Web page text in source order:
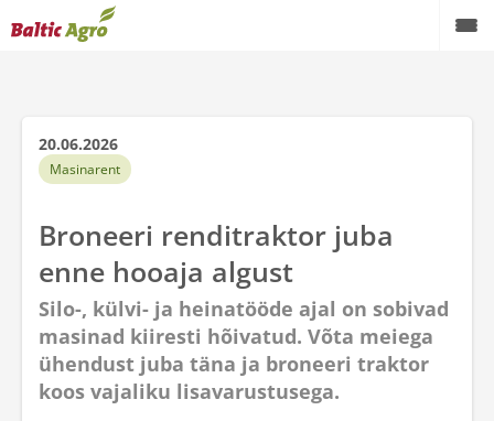
20.06.2026
Masinarent
Broneeri renditraktor juba
enne hooaja algust
Silo-, külvi- ja heinatööde ajal on sobivad
masinad kiiresti hõivatud. Võta meiega
ühendust juba täna ja broneeri traktor
koos vajaliku lisavarustusega.
Loomakasvatus
Profiaiandus
Koduaed
Masinarent
Teenused
Teraviljakäitlusseadmed